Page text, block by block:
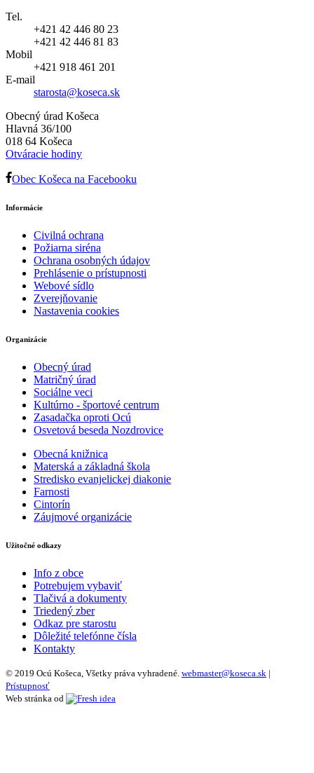
Tel.
+421 42 446 80 23
+421 42 446 81 83
Mobil
+421 918 461 201
E-mail
starosta@koseca.sk
Obecný úrad Košeca
Hlavná 36/100
018 64 Košeca
Otváracie hodiny
Obec Košeca na Facebooku
Informácie
Civilná ochrana
Požiarna siréna
Ochrana osobných údajov
Prehlásenie o prístupnosti
Webové sídlo
Zverejňovanie
Nastavenia cookies
Organizácie
Obecný úrad
Matričný úrad
Sociálne veci
Kultúrno - športové centrum
Zasadačka oproti Ocú
Osvetová beseda Nozdrovice
Obecná knižnica
Materská a základná škola
Stredisko evanjelickej diakonie
Farnosti
Cintorín
Záujmové organizácie
Užitočné odkazy
Info z obce
Potrebujem vybaviť
Tlačivá a dokumenty
Triedený zber
Odkaz pre starostu
Dôležité telefónne čísla
Kontakty
© 2019 Ocú Košeca, Všetky práva vyhradené. webmaster@koseca.sk |
Prístupnosť
Web stránka od